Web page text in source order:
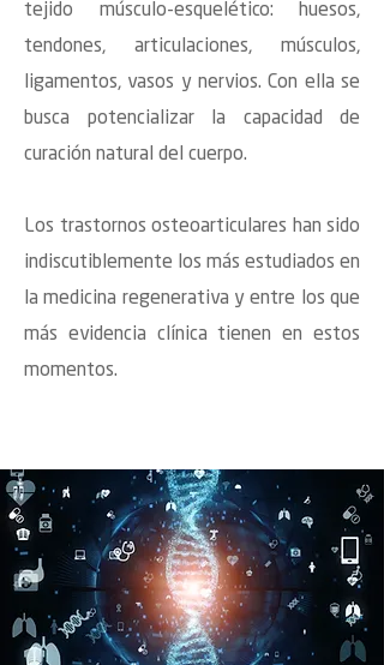
tejido músculo-esquelético: huesos,
tendones, articulaciones, músculos,
ligamentos, vasos y nervios. Con ella se
busca potencializar la capacidad de
curación natural del cuerpo.
Los trastornos osteoarticulares han sido
indiscutiblemente los más estudiados en
la medicina regenerativa y entre los que
más evidencia clínica tienen en estos
momentos.